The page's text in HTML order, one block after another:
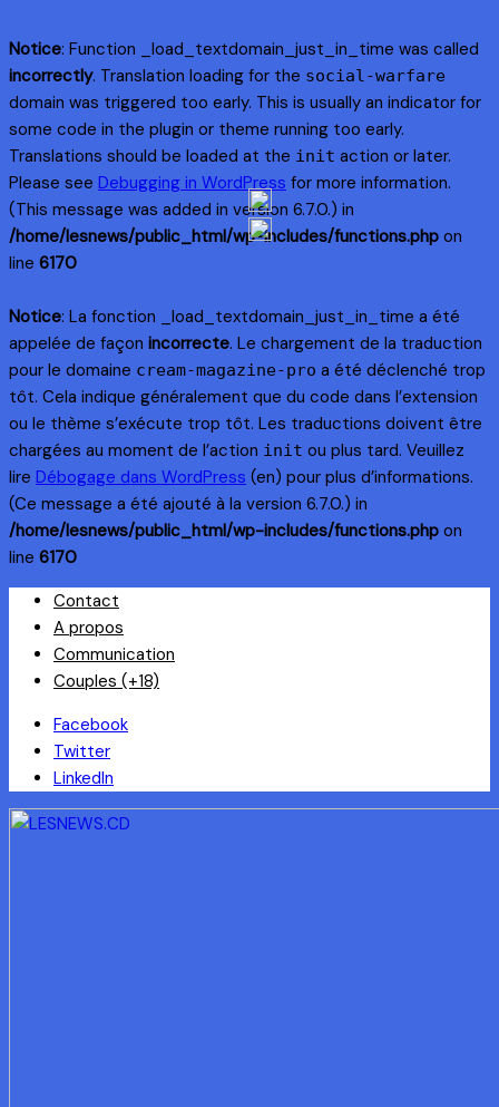
Notice: Function _load_textdomain_just_in_time was called
incorrectly. Translation loading for the social-warfare
domain was triggered too early. This is usually an indicator for
some code in the plugin or theme running too early.
Translations should be loaded at the init action or later.
Please see Debugging in WordPress for more information.
(This message was added in version 6.7.0.) in
/home/lesnews/public_html/wp-includes/functions.php on
line 6170
Notice: La fonction _load_textdomain_just_in_time a été
appelée de façon incorrecte. Le chargement de la traduction
pour le domaine cream-magazine-pro a été déclenché trop
tôt. Cela indique généralement que du code dans l’extension
ou le thème s’exécute trop tôt. Les traductions doivent être
chargées au moment de l’action init ou plus tard. Veuillez
lire Débogage dans WordPress (en) pour plus d’informations.
(Ce message a été ajouté à la version 6.7.0.) in
/home/lesnews/public_html/wp-includes/functions.php on
line 6170
Skip
content
Contact
A propos
Communication
Couples (+18)
Facebook
Twitter
LinkedIn